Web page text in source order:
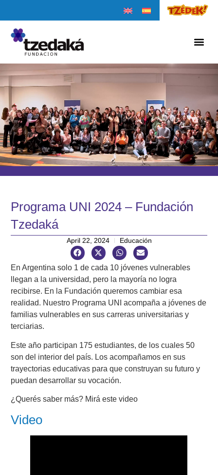
Programa UNI 2024 – Fundación
Tzedaká
April 22, 2024 Educación
En Argentina solo 1 de cada 10 jóvenes vulnerables
llegan a la universidad, pero la mayoría no logra
recibirse. En la Fundación queremos cambiar esa
realidad. Nuestro Programa UNI acompaña a jóvenes de
familias vulnerables en sus carreras universitarias y
terciarias.
Este año participan 175 estudiantes, de los cuales 50
son del interior del país. Los acompañamos en sus
trayectorias educativas para que construyan su futuro y
puedan desarrollar su vocación.
¿Querés saber más? Mirá este video
Video